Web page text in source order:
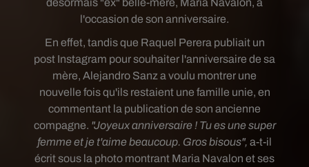
désormais "ex" belle-mère, Maria Navalon, à
l'occasion de son anniversaire.
En effet, tandis que Raquel Perera publiait un
post Instagram pour souhaiter l'anniversaire de sa
mère, Alejandro Sanz a voulu montrer une
nouvelle fois qu'ils restaient une famille unie, en
commentant la publication de son ancienne
compagne. "Joyeux anniversaire ! Tu es une super
femme et je t'aime beaucoup. Gros bisous", a-t-il
écrit sous la photo montrant Maria Navalon et ses